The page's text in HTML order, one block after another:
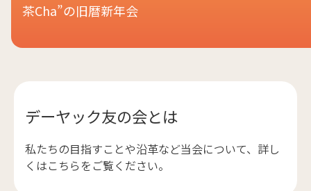
茶Cha”の旧暦新年会
デーヤック友の会とは
私たちの目指すことや沿革など当会について、詳し
くはこちらをご覧ください。